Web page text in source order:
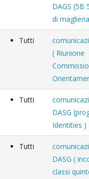
DAGS (5B
di
Tutti
( Riunione
Tutti
DASG
Identities )
Tutti
DASG (
classi